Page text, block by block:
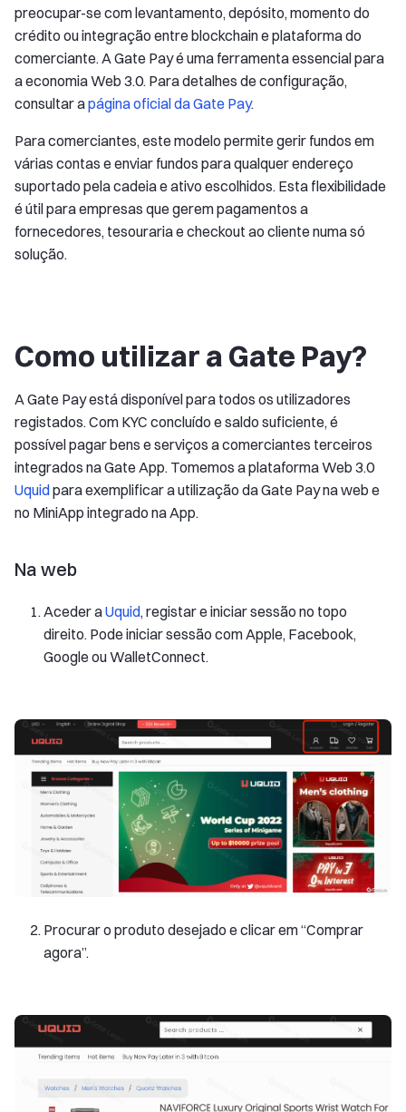
preocupar-se com levantamento, depósito, momento do
crédito ou integração entre blockchain e plataforma do
comerciante. A Gate Pay é uma ferramenta essencial para
a economia Web 3.0. Para detalhes de configuração,
consultar apágina oficial da Gate Pay.
Para comerciantes, este modelo permite gerir fundos em
várias contas e enviar fundos para qualquer endereço
suportado pela cadeia e ativo escolhidos. Esta flexibilidade
é útil para empresas que gerem pagamentos a
fornecedores, tesouraria e checkout ao cliente numa só
solução.
Como utilizar a Gate Pay?
A Gate Pay está disponível para todos os utilizadores
registados. Com KYC concluído e saldo suficiente, é
possível pagar bens e serviços a comerciantes terceiros
integrados na Gate App. Tomemos a plataforma Web 3.0
Uquidpara exemplificar a utilização da Gate Pay na web e
no MiniApp integrado na App.
Na web
Aceder aUquid, registar e iniciar sessão no topo
direito. Pode iniciar sessão com Apple, Facebook,
Google ou WalletConnect.
Procurar o produto desejado e clicar em “Comprar
agora”.